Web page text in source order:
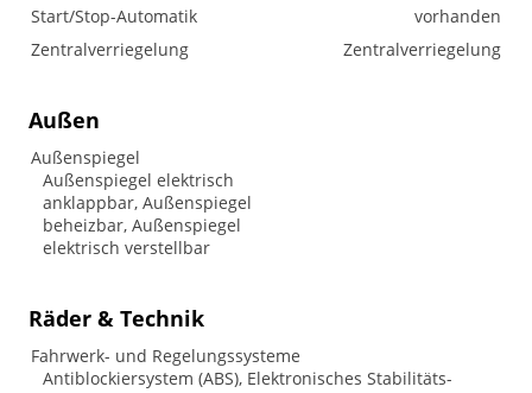
Start/Stop-Automatik
vorhanden
Zentralverriegelung
Zentralverriegelung
Außen
Außenspiegel
Außenspiegel elektrisch
anklappbar, Außenspiegel
beheizbar, Außenspiegel
elektrisch verstellbar
Räder & Technik
Fahrwerk- und Regelungssysteme
Antiblockiersystem (ABS), Elektronisches Stabilitäts-